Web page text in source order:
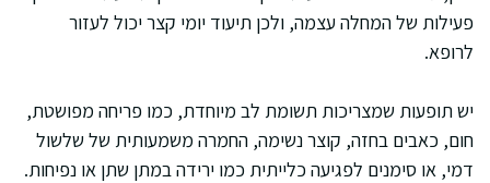
פעילות של המחלה עצמה, ולכן תיעוד יומי קצר יכול לעזור
לרופא.
יש תופעות שמצריכות תשומת לב מיוחדת, כמו פריחה מפושטת,
חום, כאבים בחזה, קוצר נשימה, החמרה משמעותית של שלשול
דמי, או סימנים לפגיעה כלייתית כמו ירידה במתן שתן או נפיחות.